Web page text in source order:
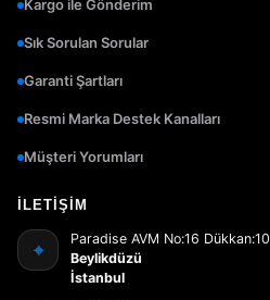
Kargo ile Gönderim
Sık Sorulan Sorular
Garanti Şartları
Resmi Marka Destek Kanalları
Müşteri Yorumları
İLETIŞIM
⌖
Paradise AVM No:16 Dükkan:10
Beylikdüzü
İstanbul